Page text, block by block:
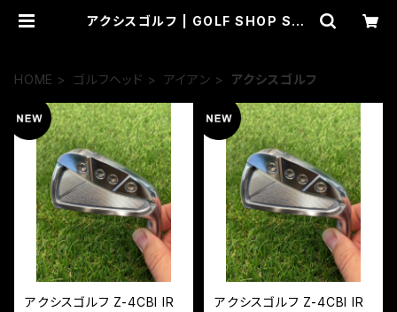
アクシスゴルフ | GOLF SHOP See
HOME ゴルフヘッド アイアン アクシスゴルフ
アクシスゴルフ Z-4CBI IR
アクシスゴルフ Z-4CBI IR